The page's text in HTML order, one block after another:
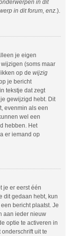
in dit
in dit forum, enz. ).
je eigen
(soms maar
op de wijzig
je bericht
tekstje dat zegt
gewijzigd hebt. Dit
evenmin als een
wel een
hebben. Het
er iemand op
je er eerst één
dit gedaan hebt, kun
bericht plaatst. Je
aan ieder nieuw
optie te activeren in
uit te